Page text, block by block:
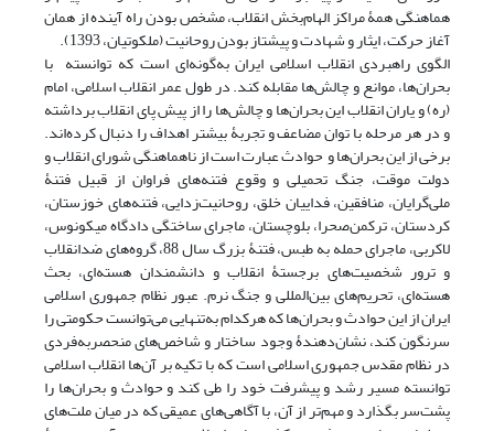
هماهنگی همۀ مراکز الهام‌بخش انقلاب، مشخص بودن راه آینده از همان
آغاز حرکت، ایثار و شهادت و پیشتاز بودن روحانیت (ملکوتیان، 1393).
الگوی راهبردی انقلاب اسلامی ایران به‌گونه‌ای است که توانسته با
بحران‌ها، موانع و چالش‌ها مقابله کند. در طول عمر انقلاب اسلامی، امام
(ره) و یاران انقلاب این بحران‌ها و چالش‌ها را از پیش پای انقلاب برداشته
و در هر مرحله با توان مضاعف و تجربۀ بیشتر اهداف را دنبال کرده‌اند.
برخی از این بحران‌ها و حوادث عبارت است از ناهماهنگی شورای انقلاب و
دولت موقت، جنگ تحمیلی و وقوع فتنه‌های فراوان از قبیل فتنۀ
ملی‌گرایان، منافقین، فداییان خلق، روحانیت‌زدایی، فتنه‌های خوزستان،
کردستان، ترکمن‌صحرا، بلوچستان، ماجرای ساختگی دادگاه میکونوس،
لاکربی، ماجرای حمله به طبس، فتنۀ بزرگ سال 88، گروه‌های ضدانقلاب
و ترور شخصیت‌های برجستۀ انقلاب و دانشمندان هسته‌ای، بحث
هسته‌ای، تحریم‌های بین‌المللی و جنگ نرم. عبور نظام جمهوری اسلامی
ایران از این حوادث و بحران‌ها که هرکدام به‌تنهایی می‌توانست حکومتی را
سرنگون کند، نشان‌دهندۀ وجود ساختار و شاخص‌های منحصربه‌‌فردی
در نظام مقدس جمهوری اسلامی است که با تکیه ‌بر آن‌ها انقلاب اسلامی
توانسته مسیر رشد و پیشرفت خود را طی کند و حوادث و بحران‌ها را
پشت‌سر بگذارد و مهم‌تر از آن، با آگاهی‌های عمیقی که در میان ملت‌های